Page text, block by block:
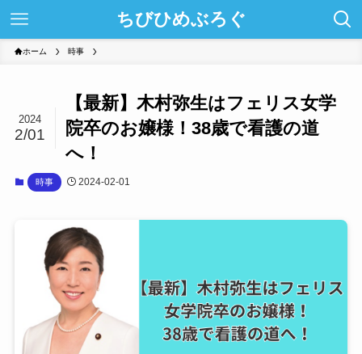
ちびひめぶろぐ
ホーム 時事
【最新】木村弥生はフェリス女学
院卒のお嬢様！38歳で看護の道
へ！
2024
2/01
時事 2024-02-01